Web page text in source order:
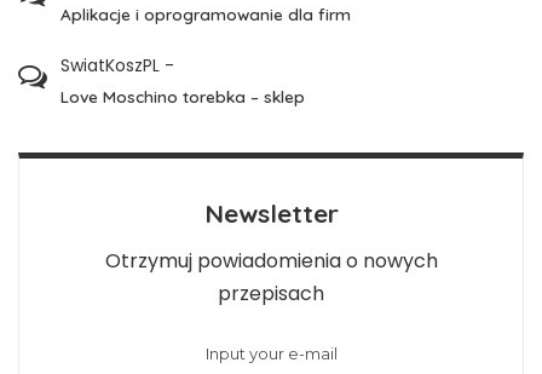
Aplikacje i oprogramowanie dla firm
SwiatKoszPL -
Love Moschino torebka – sklep
Newsletter
Otrzymuj powiadomienia o nowych
przepisach